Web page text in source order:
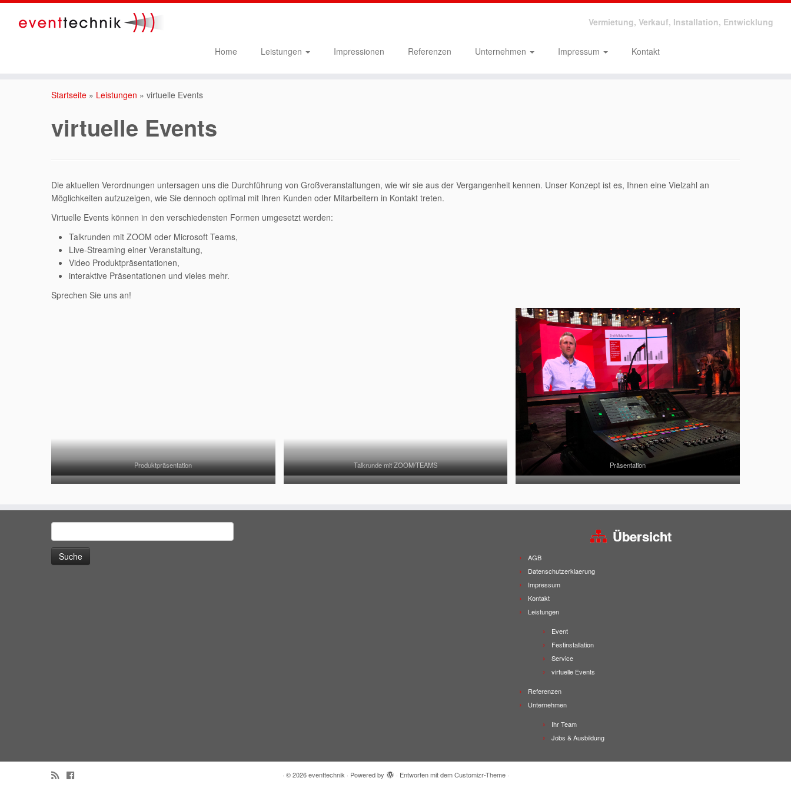
Vermietung, Verkauf, Installation, Entwicklung
Home Leistungen Impressionen Referenzen Unternehmen Impressum Kontakt
Startseite » Leistungen » virtuelle Events
virtuelle Events
Die aktuellen Verordnungen untersagen uns die Durchführung von Großveranstaltungen, wie wir sie aus der Vergangenheit kennen. Unser Konzept ist es, Ihnen eine Vielzahl an
Möglichkeiten aufzuzeigen, wie Sie dennoch optimal mit Ihren Kunden oder Mitarbeitern in Kontakt treten.
Virtuelle Events können in den verschiedensten Formen umgesetzt werden:
Talkrunden mit ZOOM oder Microsoft Teams,
Live-Streaming einer Veranstaltung,
Video Produktpräsentationen,
interaktive Präsentationen und vieles mehr.
Sprechen Sie uns an!
Produktpräsentation Talkrunde mit ZOOM/TEAMS Präsentation
Location Interaktive Präsentation Live-Schaltung
nach:
Übersicht
AGB
Datenschutzerklaerung
Impressum
Kontakt
Leistungen
Event
Festinstallation
Service
virtuelle Events
Referenzen
Unternehmen
Ihr Team
Jobs & Ausbildung
· © 2026 eventtechnik· Powered by · Entworfen mit demCustomizr-Theme·